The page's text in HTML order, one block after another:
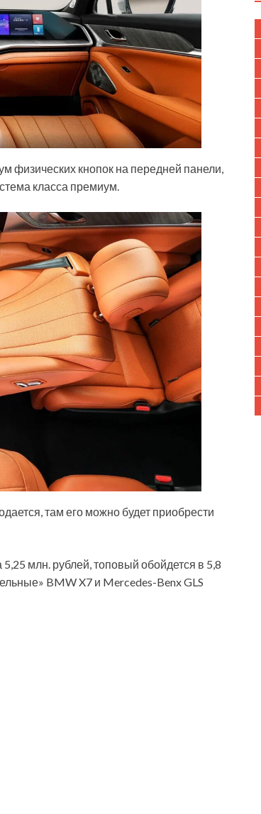
кнопок на передней панели,
класса премиум.
там его можно будет приобрести
млн. рублей, топовый обойдется в 5,8
BMW X7 и Mercedes-Benx GLS